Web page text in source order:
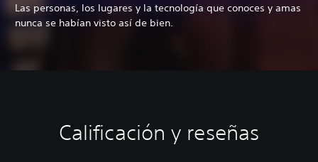
Las personas, los lugares y la tecnología que conoces y amas
nunca se habían visto así de bien.
Calificación y reseñas